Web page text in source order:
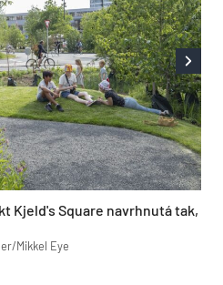
Kjeld's Square navrhnutá tak,
Mikkel Eye